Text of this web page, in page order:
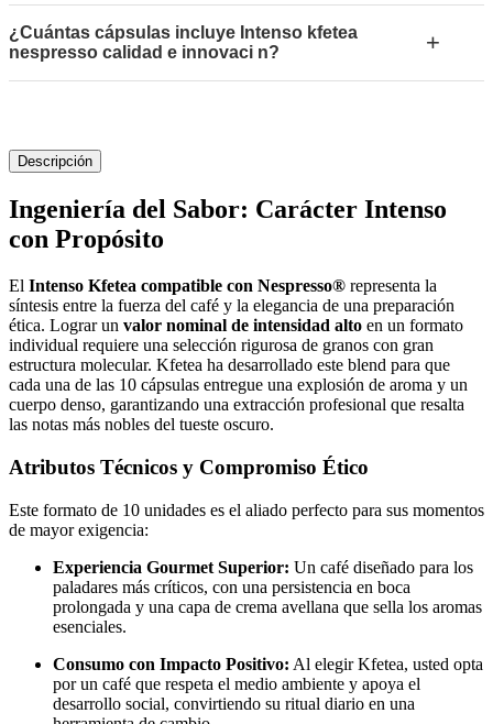
¿Cuántas cápsulas incluye Intenso kfetea
nespresso calidad e innovaci n?
+
Descripción
Ingeniería del Sabor: Carácter Intenso
con Propósito
El Intenso Kfetea compatible con Nespresso® representa la
síntesis entre la fuerza del café y la elegancia de una preparación
ética. Lograr un valor nominal de intensidad alto en un formato
individual requiere una selección rigurosa de granos con gran
estructura molecular. Kfetea ha desarrollado este blend para que
cada una de las 10 cápsulas entregue una explosión de aroma y un
cuerpo denso, garantizando una extracción profesional que resalta
las notas más nobles del tueste oscuro.
Atributos Técnicos y Compromiso Ético
Este formato de 10 unidades es el aliado perfecto para sus momentos
de mayor exigencia:
Experiencia Gourmet Superior: Un café diseñado para los
paladares más críticos, con una persistencia en boca
prolongada y una capa de crema avellana que sella los aromas
esenciales.
Consumo con Impacto Positivo: Al elegir Kfetea, usted opta
por un café que respeta el medio ambiente y apoya el
desarrollo social, convirtiendo su ritual diario en una